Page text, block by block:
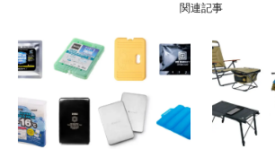
関連記事